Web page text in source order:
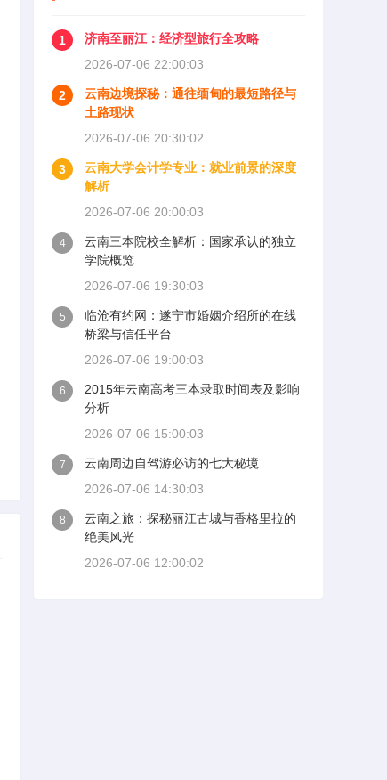
1
济南至丽江：经济型旅行全攻略
2026-07-06 22:00:03
2
云南边境探秘：通往缅甸的最短路径与
土路现状
2026-07-06 20:30:02
3
云南大学会计学专业：就业前景的深度
解析
2026-07-06 20:00:03
4
云南三本院校全解析：国家承认的独立
学院概览
2026-07-06 19:30:03
5
临沧有约网：遂宁市婚姻介绍所的在线
桥梁与信任平台
2026-07-06 19:00:03
6
2015年云南高考三本录取时间表及影响
分析
2026-07-06 15:00:03
7
云南周边自驾游必访的七大秘境
2026-07-06 14:30:03
8
云南之旅：探秘丽江古城与香格里拉的
绝美风光
2026-07-06 12:00:02